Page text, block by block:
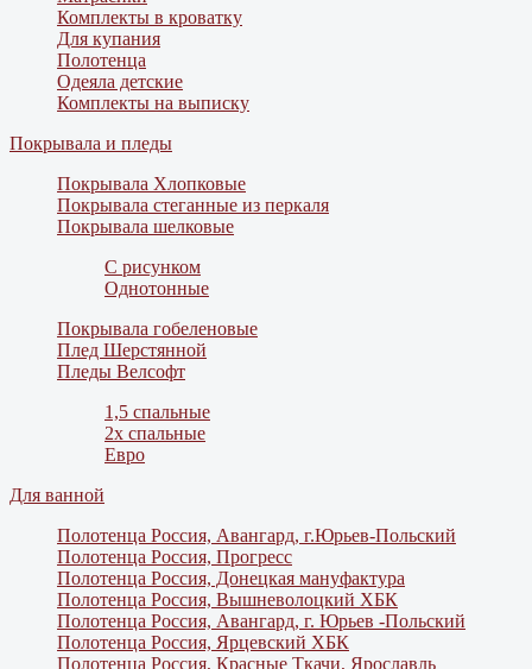
Комплекты в кроватку
Для купания
Полотенца
Одеяла детские
Комплекты на выписку
Покрывала и пледы
Покрывала Хлопковые
Покрывала стеганные из перкаля
Покрывала шелковые
С рисунком
Однотонные
Покрывала гобеленовые
Плед Шерстянной
Пледы Велсофт
1,5 спальные
2х спальные
Евро
Для ванной
Полотенца Россия, Авангард, г.Юрьев-Польский
Полотенца Россия, Прогресс
Полотенца Россия, Донецкая мануфактура
Полотенца Россия, Вышневолоцкий ХБК
Полотенца Россия, Авангард, г. Юрьев -Польский
Полотенца Россия, Ярцевский ХБК
Полотенца Россия, Красные Ткачи, Ярославль